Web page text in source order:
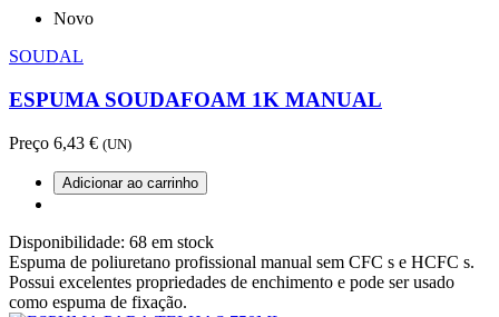
Novo
SOUDAL
ESPUMA SOUDAFOAM 1K MANUAL
Preço 6,43 € (UN)
Adicionar ao carrinho
Disponibilidade: 68 em stock
Espuma de poliuretano profissional manual sem CFC s e HCFC s.
Possui excelentes propriedades de enchimento e pode ser usado
como espuma de fixação.